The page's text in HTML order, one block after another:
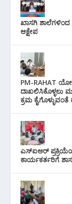
ಖಾಸಗಿ ಶಾಲೆಗಳಿಂದ
ಆಕ್ಷೇಪ
PM-RAHAT
ದಾಖಲಿಸಿಕೊಳ್ಳಲು
ಕ್ರಮ
ಎಸ್‌ಐಆರ್
ಕಾರ್ಯಕರ್ತರಿಗೆ